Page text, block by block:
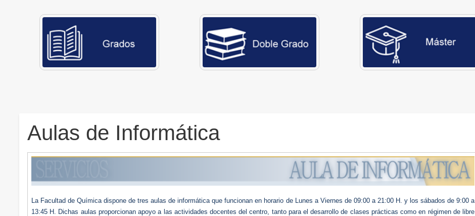
Aulas de Informática
La Facultad de Química dispone de tres aulas de informática que funcionan en horario de Lunes a Viernes de 09:00 a 21:00 H. y los sábados de 9:00 a
13:45 H. Dichas aulas proporcionan apoyo a las actividades docentes del centro, tanto para el desarrollo de clases prácticas como en régimen de libre